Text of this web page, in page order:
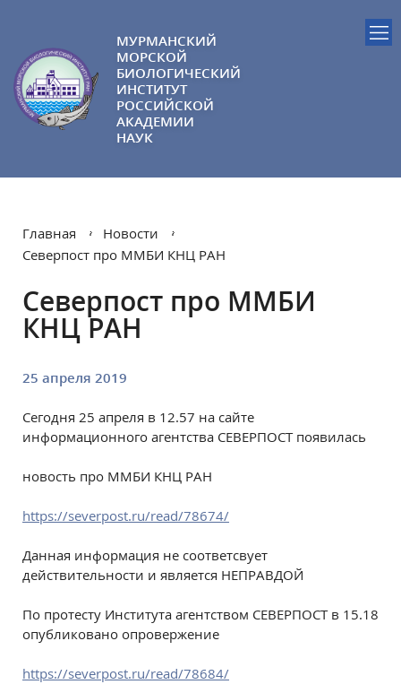
МУРМАНСКИЙ
МОРСКОЙ
БИОЛОГИЧЕСКИЙ
ИНСТИТУТ
РОССИЙСКОЙ
АКАДЕМИИ
НАУК
Главная
Новости
Северпост про ММБИ КНЦ РАН
Северпост про ММБИ
КНЦ РАН
25 апреля 2019
Сегодня 25 апреля в 12.57 на сайте
информационного агентства СЕВЕРПОСТ появилась
новость про ММБИ КНЦ РАН
https://severpost.ru/read/78674/
Данная информация не соответсвует
действительности и является НЕПРАВДОЙ
По протесту Института агентством СЕВЕРПОСТ в 15.18
опубликовано опровержение
https://severpost.ru/read/78684/